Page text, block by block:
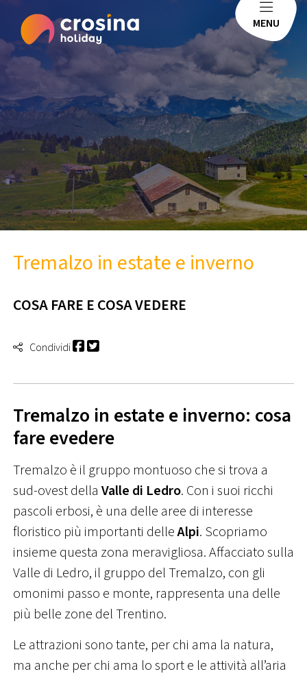
MENU
Tremalzo in estate e inverno
COSA FARE E COSA VEDERE
Condividi
Tremalzo in estate e inverno: cosa
fare evedere
Tremalzo è il gruppo montuoso che si trova a
sud-ovest della Valle di Ledro. Con i suoi ricchi
pascoli erbosi, è una delle aree di interesse
floristico più importanti delleAlpi. Scopriamo
insieme questa zona meravigliosa. Affacciato sulla
Valle di Ledro, il gruppo del Tremalzo, con gli
omonimi passo e monte, rappresenta una delle
più belle zone del Trentino.
Le attrazioni sono tante, per chi ama la natura,
ma anche per chi ama lo sport e le attività all’aria